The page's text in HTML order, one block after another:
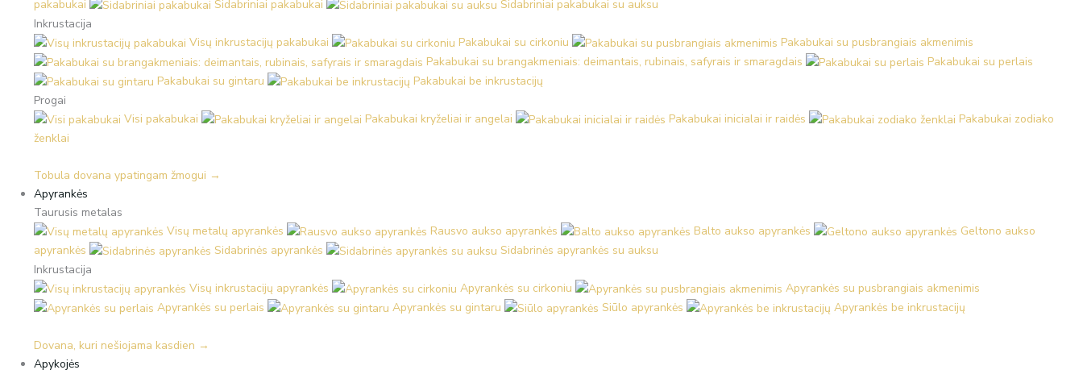
pakabukai
Sidabriniai pakabukai
Sidabriniai pakabukai su auksu
Inkrustacija
Visų inkrustacijų pakabukai
Pakabukai su cirkoniu
Pakabukai su pusbrangiais akmenimis
Pakabukai su brangakmeniais: deimantais, rubinais, safyrais ir smaragdais
Pakabukai su perlais
Pakabukai su gintaru
Pakabukai be inkrustacijų
Progai
Visi pakabukai
Pakabukai kryželiai ir angelai Pakabukai inicialai ir raidės
Pakabukai zodiako
ženklai
Tobula dovana ypatingam žmogui →
Apyrankės
Taurusis metalas
Visų metalų apyrankės
Rausvo aukso apyrankės Balto aukso apyrankės
Geltono aukso
apyrankės
Sidabrinės apyrankės
Sidabrinės apyrankės su auksu
Inkrustacija
Visų inkrustacijų apyrankės
Apyrankės su cirkoniu
Apyrankės su pusbrangiais akmenimis
Apyrankės su perlais
Apyrankės su gintaru Siūlo apyrankės Apyrankės be inkrustacijų
Dovana, kuri nešiojama kasdien →
Apykojės